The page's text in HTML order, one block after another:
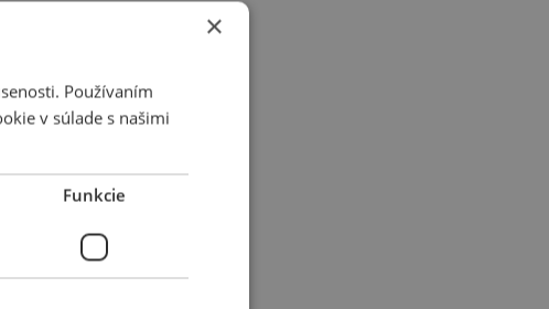
×
Používaním
v súlade s našimi
Funkcie